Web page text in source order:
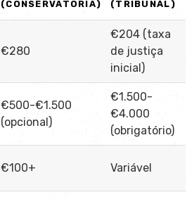
(CONSERVATÓRIA)
(TRIBUNAL)
€280
€204 (taxa
de justiça
inicial)
€500-€1.500
(opcional)
€1.500-
€4.000
(obrigatório)
€100+ Variável